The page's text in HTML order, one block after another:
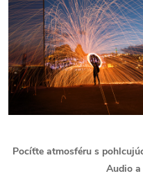
Pocíťte atmosféru s
Audio